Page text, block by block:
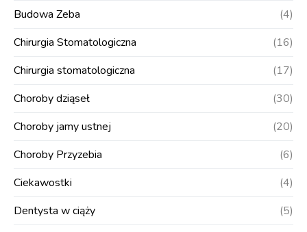
Budowa Zeba
(4)
Chirurgia Stomatologiczna
(16)
Chirurgia stomatologiczna
(17)
Choroby dziąseł
(30)
Choroby jamy ustnej
(20)
Choroby Przyzebia
(6)
Ciekawostki
(4)
Dentysta w ciąży
(5)